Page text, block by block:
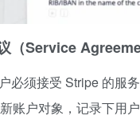
（Service
必须接受 Stripe 的服
账户对象，记录下用